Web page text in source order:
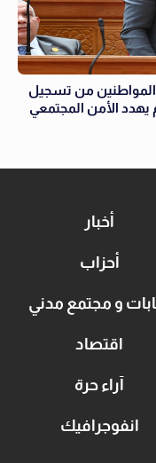
المواطنين من تسجيل
الأمن المجتمعي
أخبار
أحزاب
و مجتمع مدني
اقتصاد
آراء حرة
انفوجرافيك